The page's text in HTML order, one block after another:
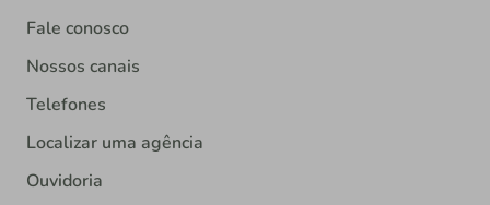
Fale conosco
Nossos canais
Telefones
Localizar uma agência
Ouvidoria